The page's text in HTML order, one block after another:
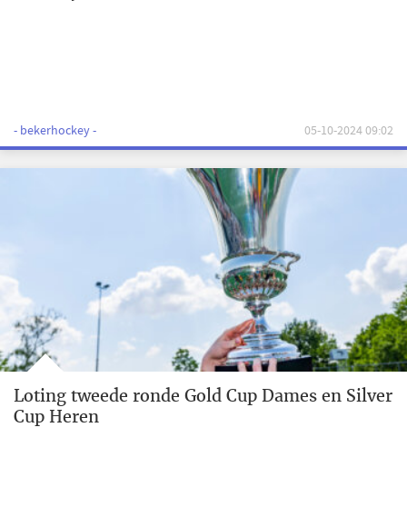
- bekerhockey - 05-10-2024 09:02
Loting tweede ronde Gold Cup Dames en Silver
Cup Heren